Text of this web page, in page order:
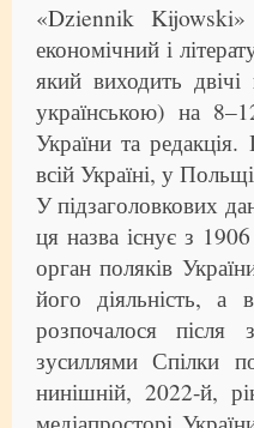
«Dziennik Kijowski»
економічний і
який виходить
українською) на
України та
всій Україні, у
У підзаголовкових
ця назва існує з
орган поляків
його діяльність,
розпочалося
зусиллями Спілки
нинішній, 2022-й,